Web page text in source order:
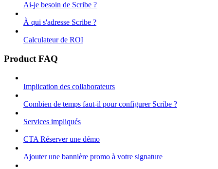
Ai-je besoin de Scribe ?
À qui s'adresse Scribe ?
Calculateur de ROI
Product FAQ
Implication des collaborateurs
Combien de temps faut-il pour configurer Scribe ?
Services impliqués
CTA Réserver une démo
Ajouter une bannière promo à votre signature